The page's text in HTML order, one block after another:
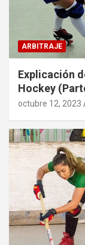
ARBITRAJE
Explicación
Hockey
octubre 12, 2023